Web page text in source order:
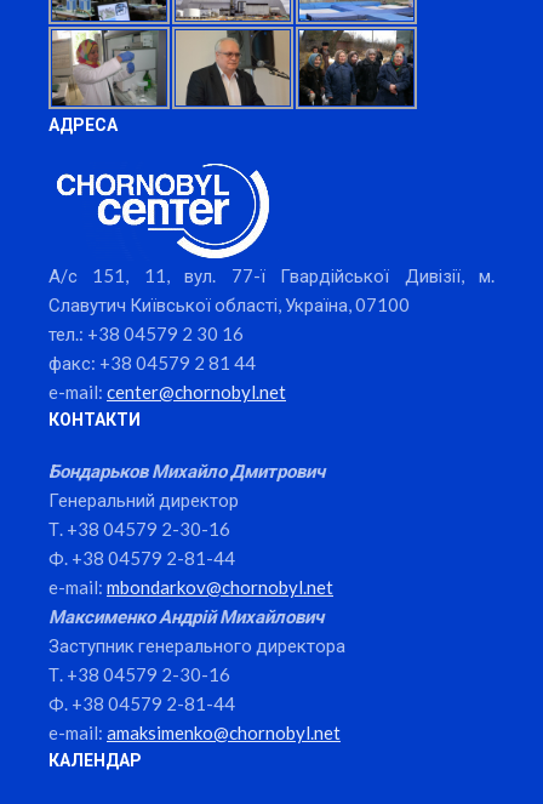
АДРЕСА
А/с 151, 11, вул. 77-ї Гвардійської Дивізії, м.
Славутич Київської області, Україна, 07100
тел.: +38 04579 2 30 16
факс: +38 04579 2 81 44
e-mail: center@chornobyl.net
КОНТАКТИ
Бондарьков Михайло Дмитрович
Генеральний директор
Т. +38 04579 2-30-16
Ф. +38 04579 2-81-44
e-mail: mbondarkov@chornobyl.net
Максименко Андрій Михайлович
Заступник генерального директора
Т. +38 04579 2-30-16
Ф. +38 04579 2-81-44
e-mail: amaksimenko@chornobyl.net
КАЛЕНДАР